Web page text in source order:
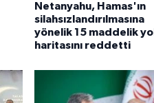
Netanyahu, Hamas'ın
silahsızlandırılmasına
yönelik 15 maddelik yol
haritasını reddetti